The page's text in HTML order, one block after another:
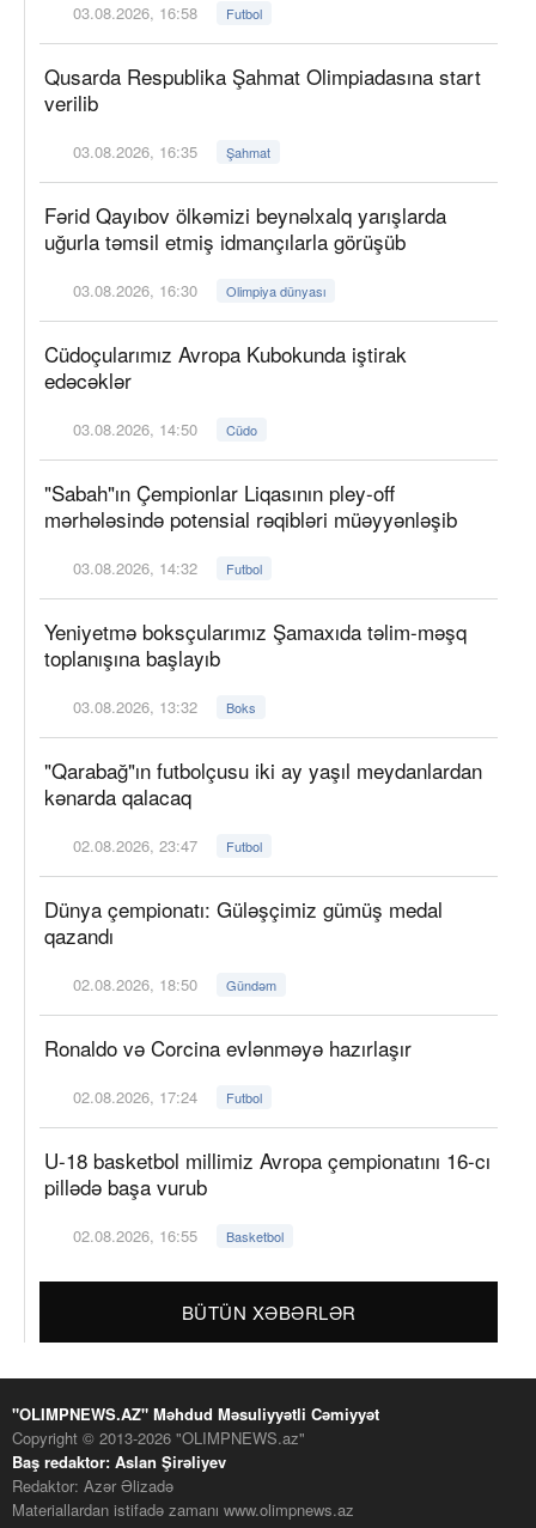
03.08.2026, 16:58 Futbol
Qusarda Respublika Şahmat Olimpiadasına start
verilib
03.08.2026, 16:35 Şahmat
Fərid Qayıbov ölkəmizi beynəlxalq yarışlarda
uğurla təmsil etmiş idmançılarla görüşüb
03.08.2026, 16:30 Olimpiya dünyası
Cüdoçularımız Avropa Kubokunda iştirak
edəcəklər
03.08.2026, 14:50 Cüdo
"Sabah"ın Çempionlar Liqasının pley-off
mərhələsində potensial rəqibləri müəyyənləşib
03.08.2026, 14:32 Futbol
Yeniyetmə boksçularımız Şamaxıda təlim-məşq
toplanışına başlayıb
03.08.2026, 13:32 Boks
"Qarabağ"ın futbolçusu iki ay yaşıl meydanlardan
kənarda qalacaq
02.08.2026, 23:47 Futbol
Dünya çempionatı: Güləşçimiz gümüş medal
qazandı
02.08.2026, 18:50 Gündəm
Ronaldo və Corcina evlənməyə hazırlaşır
02.08.2026, 17:24 Futbol
U-18 basketbol millimiz Avropa çempionatını 16-cı
pillədə başa vurub
02.08.2026, 16:55 Basketbol
BÜTÜN XƏBƏRLƏR
"OLIMPNEWS.AZ" Məhdud Məsuliyyətli Cəmiyyət
Copyright © 2013-2026 "OLIMPNEWS.az"
Baş redaktor: Aslan Şirəliyev
Redaktor: Azər Əlizadə
Materiallardan istifadə zamanı www.olimpnews.az